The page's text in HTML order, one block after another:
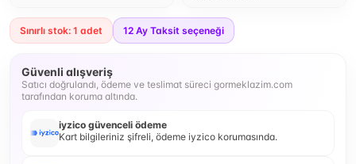
Sınırlı stok: 1 adet 12 Ay Taksit seçeneği
Güvenli alışveriş
Satıcı doğrulandı, ödeme ve teslimat süreci gormeklazim.com
tarafından koruma altında.
iyzico güvenceli ödeme
Kart bilgileriniz şifreli, ödeme iyzico korumasında.